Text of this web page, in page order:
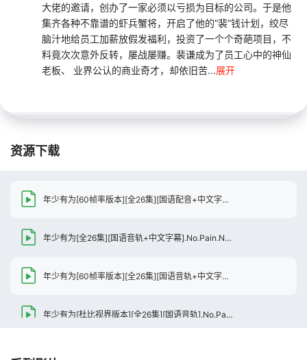
大佬的邀请，创办了一家必须以亏损为目标的公司。于是他
集齐各种不靠谱的虾兵蟹将，开启了他的“裴”钱计划，绞尽
脑汁地给员工加薪放假发福利，投资了一个个奇葩项目，不
料竟次次意外反转，屡战屡赚。裴谦成为了员工心中的神仙
老板、 业界公认的商业奇才，却依旧苦...展开
资源下载
年少有为[60帧率版本][全26集][国语配音+中文字幕].2026.2160p.WEB-DL.H265.HDR.60fps.DDP5.1-BlackTV
年少有为[全26集][国语音轨+中文字幕].No.Pain.No.Gain.S01.2026.2160p.WEB-DL.H265.DDP2.0-ColorWEB
年少有为[60帧率版本][全26集][国语音轨+中文字幕].2026.60FPS.2160p.WEB-DL.H265.10bit.HDR.DDP2.0-ColorWEB
年少有为[杜比视界版本][全26集][国语音轨].No.Pain.No.Gain.S01.2026.2160p.WEB-DL.H265.10bit.DV.DDP5.1-ColorWEB